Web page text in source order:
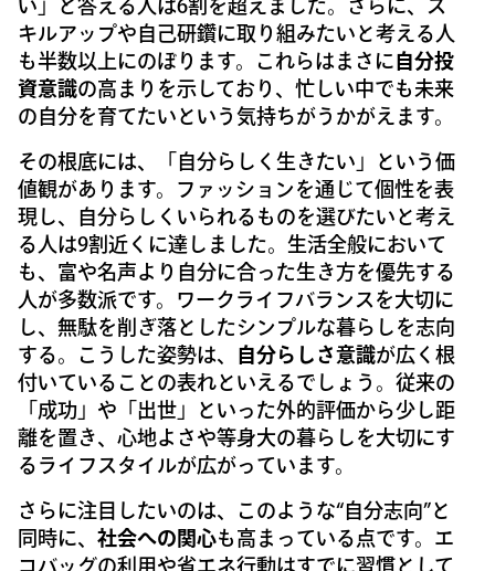
い」と答える人は6割を超えました。さらに、ス
キルアップや自己研鑽に取り組みたいと考える人
も半数以上にのぼります。これらはまさに 自分投
資意識の高まりを示しており、忙しい中でも未来
の自分を育てたいという気持ちがうかがえます。
その根底には、「自分らしく生きたい」という価
値観があります。ファッションを通じて個性を表
現し、自分らしくいられるものを選びたいと考え
る人は9割近くに達しました。生活全般において
も、富や名声より自分に合った生き方を優先する
人が多数派です。ワークライフバランスを大切に
し、無駄を削ぎ落としたシンプルな暮らしを志向
する。こうした姿勢は、
自分らしさ意識が広く根
付いていることの表れといえるでしょう。従来の
「成功」や「出世」といった外的評価から少し距
離を置き、心地よさや等身大の暮らしを大切にす
るライフスタイルが広がっています。
さらに注目したいのは、このような“自分志向”と
同時に、 社会への関心も高まっている点です。エ
コバッグの利用や省エネ行動はすでに習慣として